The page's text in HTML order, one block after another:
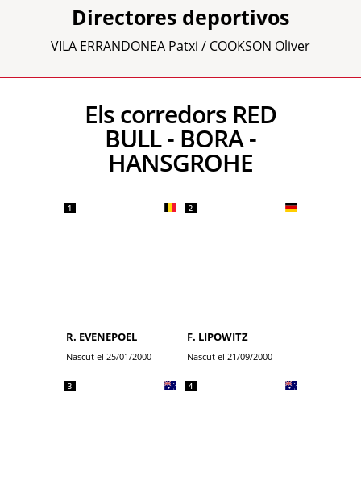
Directores deportivos
VILA ERRANDONEA Patxi / COOKSON Oliver
Els corredors RED
BULL - BORA -
HANSGROHE
1
R. EVENEPOEL
Nascut el 25/01/2000
2
F. LIPOWITZ
Nascut el 21/09/2000
3 4